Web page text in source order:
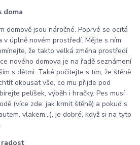
doma
domově jsou náročné. Poprvé se ocitá
v úplně novém prostředí. Mějte s ním
že takto velká změna prostředí
nového domova je na řadě seznámení
s dětmi. Také počítejte s tím, že štěně
okousat vše, co mu přijde pod
pelíšek, výběh i hračky. Pes musí
(více zde: jak krmit štěně) a pokud s
vlakem...), je dobré, když si na tyto
radost